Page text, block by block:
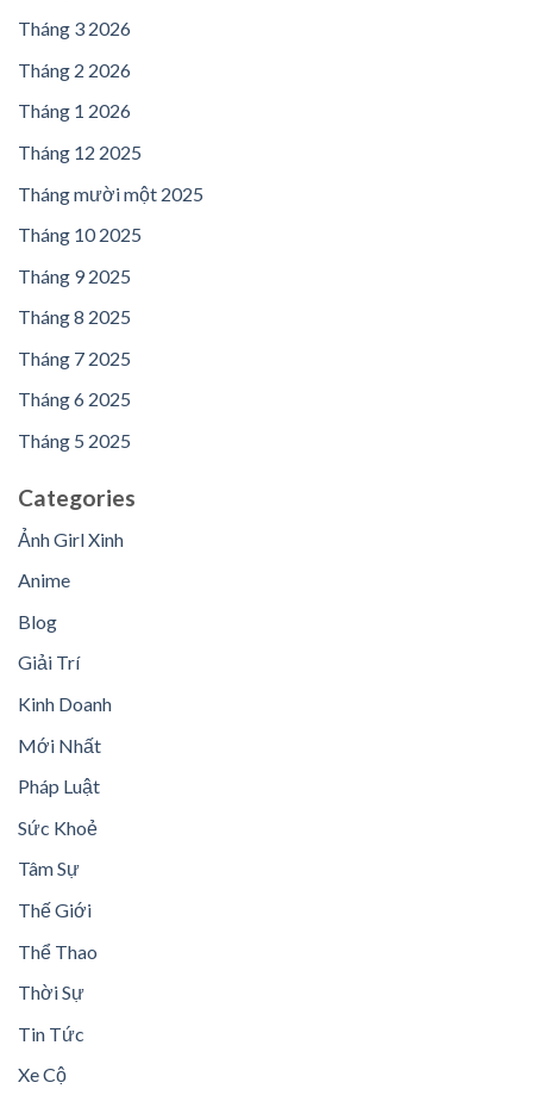
Tháng 3 2026
Tháng 2 2026
Tháng 1 2026
Tháng 12 2025
Tháng mười một 2025
Tháng 10 2025
Tháng 9 2025
Tháng 8 2025
Tháng 7 2025
Tháng 6 2025
Tháng 5 2025
Categories
Ảnh Girl Xinh
Anime
Blog
Giải Trí
Kinh Doanh
Mới Nhất
Pháp Luật
Sức Khoẻ
Tâm Sự
Thế Giới
Thể Thao
Thời Sự
Tin Tức
Xe Cộ